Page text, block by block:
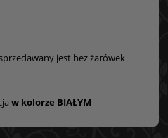
jest bez żarówek
w kolorze BIAŁYM